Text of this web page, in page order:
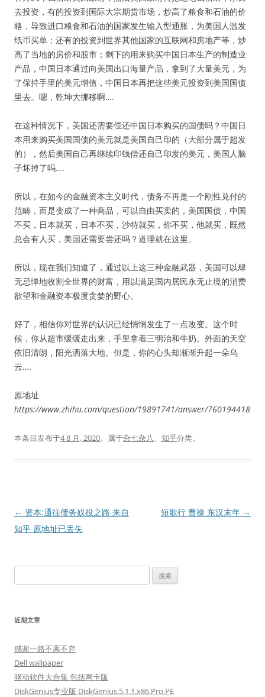
去投资，有的投资到国际大宗期货市场，炒高了粮食和石油的价
格，导致进口粮食和石油的国家发生输入型通胀，为美国人滥发
纸币买单；还有的投资到世界其他国家的互联网和房地产等，炒
高了当地的房价和股市；剩下的用来购买中国日本生产的制造业
产品，中国日本通过向美国出口海量产品，拿到了大量美元，为
了保持手里的美元增值，中国日本再把这些美元投资到美国国债
里去。嗯，乾坤大挪移啊….
在这种情况下，美国还需要偿还中国日本购买的国债吗？中国日
本用来购买美国国债的美元就是美国自己印的（大部分属于超发
的），然后美国自己再继续印钱偿还自己印发的美元，美国人脑
子坏掉了吗….
所以，在如今的金融资本主义时代，债务不再是一个刚性兑付的
范畴，而是变成了一种商品，可以自由买卖的，美国国债，中国
不买，日本就买，日本不买，沙特就买，你不买，他就买，既然
总会有人买，美国还需要尝还吗？道理就在这里。
所以，现在我们知道了，通过以上这三种金融武器，美国可以肆
无忌惮地收割全世界的财富，用以满足国内居民永无止境的消费
欲望和金融资本极度贪婪的野心。
好了，相信你对世界的认识已经悄悄发生了一点改变。这个时
候，你从超市缓缓走出来，手里拿着三明治和牛奶。外面的天空
依旧清朗，阳光洒落大地。但是，你的心头却渐渐升起一朵乌
云….
原地址
https://www.zhihu.com/question/19891741/answer/760194418
本条目发布于4 8 月, 2020。属于杂七杂八、 知乎分类。
文
章
← 资本:通往债务奴役之路 来自
知乎 原地址已丢失
短歌行 曹操 东汉末年 →
索：
近期文章
感谢一路不离不弃
Dell wallpaper
驱动软件大合集 包括网卡版
DiskGenius专业版 DiskGenius.5.1.1.x86.Pro.PE